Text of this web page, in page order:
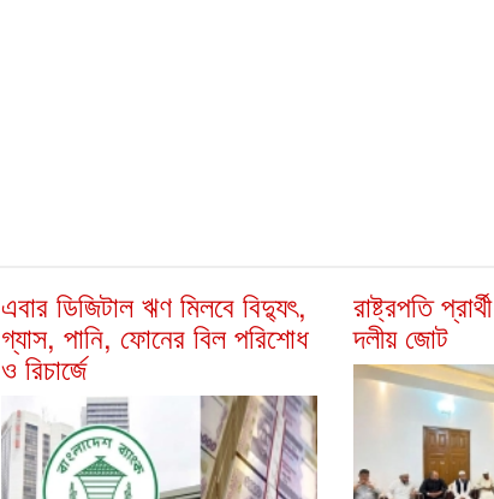
এবার ডিজিটাল ঋণ মিলবে বিদ্যুৎ,
গ্যাস, পানি, ফোনের বিল পরিশোধ
ও রিচার্জে
রাষ্ট্রপতি
দলীয় জোট